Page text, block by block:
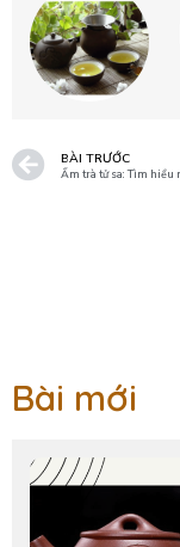
BÀI TRƯỚC
Bài mới